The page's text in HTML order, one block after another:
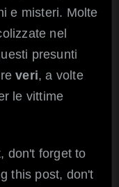
vere
e misteri. Molte
nel
presunti
veri, a volte
le vittime
don't forget to
this post, don't